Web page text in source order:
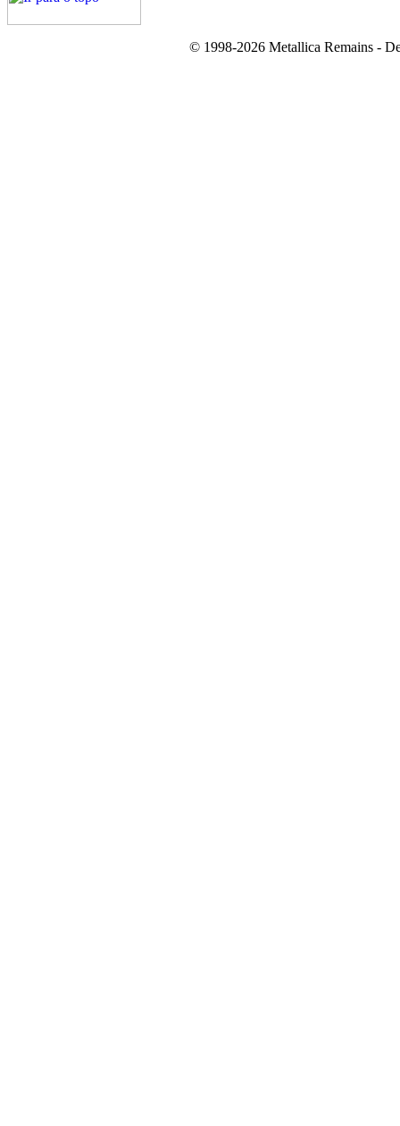
© 1998-2026 Metallica Remains -